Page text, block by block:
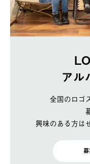
アル
全国のロゴ
興味のある方は